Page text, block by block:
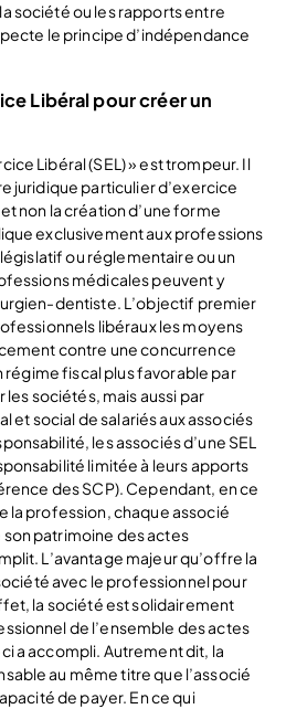
société ou les rapports entre
le principe d’indépendance
Libéral pour créer un
Libéral (SEL) » est trompeur. Il
juridique particulier d’exercice
non la création d’une forme
exclusivement aux professions
ou réglementaire ou un
médicales peuvent y
dentiste. L’objectif premier
libéraux les moyens
contre une concurrence
régime fiscal plus favorable par
les sociétés, mais aussi par
et social de salariés aux associés
les associés d’une SEL
limitée à leurs apports
des SCP). Cependant, en ce
la profession, chaque associé
son patrimoine des actes
L’avantage majeur qu’offre la
avec le professionnel pour
la société est solidairement
de l’ensemble des actes
a accompli. Autrement dit, la
au même titre que l’associé
de payer. En ce qui